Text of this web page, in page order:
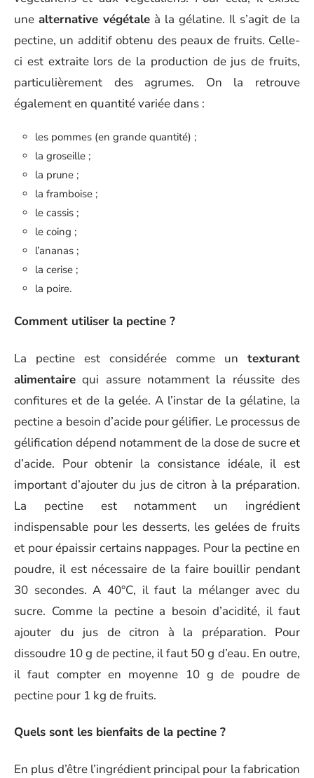
une alternative végétale à la gélatine. Il s’agit de la
pectine, un additif obtenu des peaux de fruits. Celle-
ci est extraite lors de la production de jus de fruits,
particulièrement des agrumes. On la retrouve
également en quantité variée dans :
les pommes (en grande quantité) ;
la groseille ;
la prune ;
la framboise ;
le cassis ;
le coing ;
l’ananas ;
la cerise ;
la poire.
Comment utiliser la pectine ?
La pectine est considérée comme un texturant
alimentaire qui assure notamment la réussite des
confitures et de la gelée. A l’instar de la gélatine, la
pectine a besoin d’acide pour gélifier. Le processus de
gélification dépend notamment de la dose de sucre et
d’acide. Pour obtenir la consistance idéale, il est
important d’ajouter du jus de citron à la préparation.
La pectine est notamment un ingrédient
indispensable pour les desserts, les gelées de fruits
et pour épaissir certains nappages. Pour la pectine en
poudre, il est nécessaire de la faire bouillir pendant
30 secondes. A 40°C, il faut la mélanger avec du
sucre. Comme la pectine a besoin d’acidité, il faut
ajouter du jus de citron à la préparation. Pour
dissoudre 10 g de pectine, il faut 50 g d’eau. En outre,
il faut compter en moyenne 10 g de poudre de
pectine pour 1 kg de fruits.
Quels sont les bienfaits de la pectine ?
En plus d’être l’ingrédient principal pour la fabrication